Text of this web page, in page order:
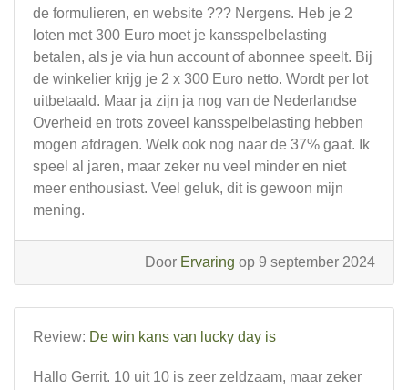
de formulieren, en website ??? Nergens. Heb je 2
loten met 300 Euro moet je kansspelbelasting
betalen, als je via hun account of abonnee speelt. Bij
de winkelier krijg je 2 x 300 Euro netto. Wordt per lot
uitbetaald. Maar ja zijn ja nog van de Nederlandse
Overheid en trots zoveel kansspelbelasting hebben
mogen afdragen. Welk ook nog naar de 37% gaat. Ik
speel al jaren, maar zeker nu veel minder en niet
meer enthousiast. Veel geluk, dit is gewoon mijn
mening.
Door Ervaring op 9 september 2024
Review: De win kans van lucky day is
Hallo Gerrit. 10 uit 10 is zeer zeldzaam, maar zeker